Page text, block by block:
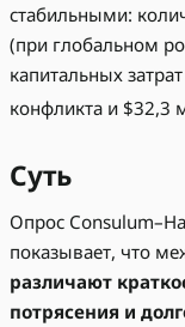
стабильными:
(при глобальном
капитальных
конфликта и $32,3
Суть
Опрос
показывает, что
различают
потрясения и